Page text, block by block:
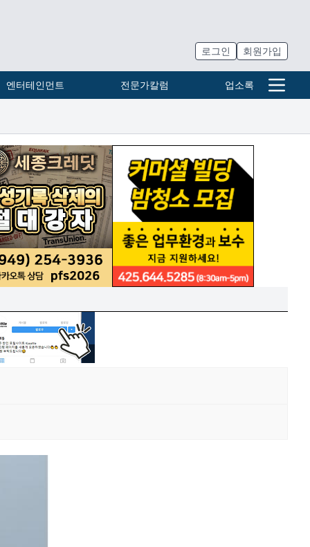
로그인 회원가입
엔터테인먼트 전문가칼럼 업소록